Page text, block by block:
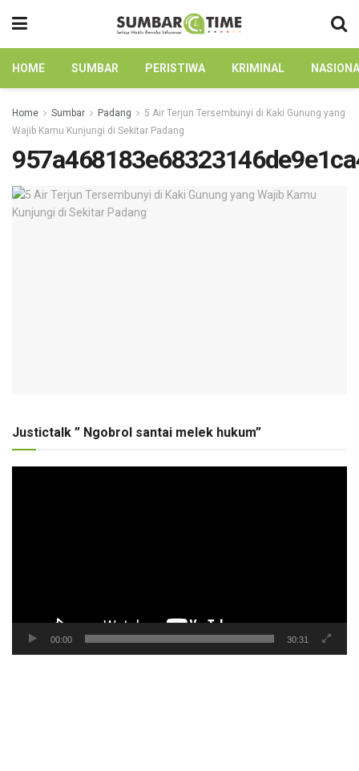
HOME SUMBAR PERISTIWA KRIMINAL
Home Sumbar Padang
5 Air Terjun Tersembunyi di Kaki Gunung yang
Wajib Kamu Kunjungi di Sekitar Padang
Justictalk ” Ngobrol santai melek hukum”
00:00 30:31